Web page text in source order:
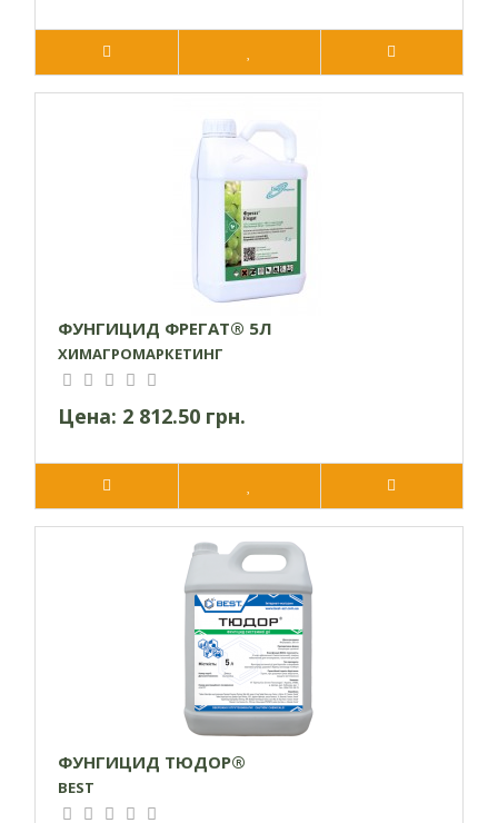
ФУНГИЦИД ФРЕГАТ® 5Л
ХИМАГРОМАРКЕТИНГ
Цена: 2 812.50 грн.
ФУНГИЦИД ТЮДОР®
BEST